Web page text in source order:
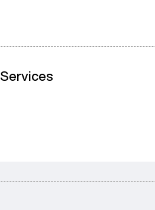
Services